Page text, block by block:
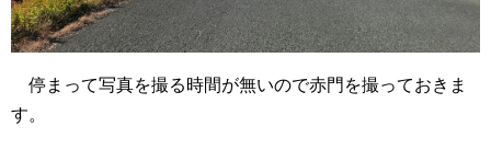
停まって写真を撮る時間が無いので赤門を撮っておきま
す。